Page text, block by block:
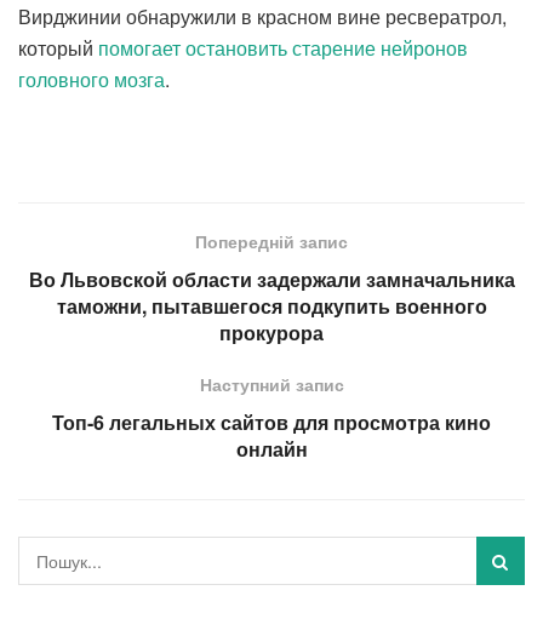
Вирджинии обнаружили в красном вине ресвератрол,
который помогает остановить старение нейронов
головного мозга.
Попередній запис
Во Львовской области задержали замначальника
таможни, пытавшегося подкупить военного
прокурора
Наступний запис
Топ-6 легальных сайтов для просмотра кино
онлайн